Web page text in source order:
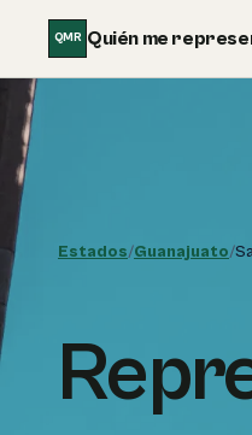
QMR Quién me
Estados/Guanajuato/